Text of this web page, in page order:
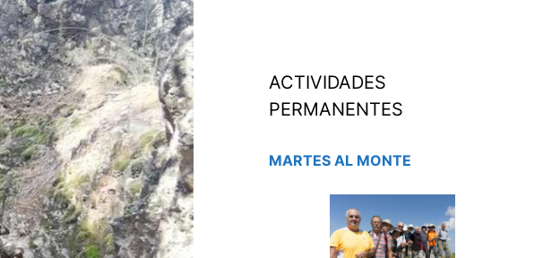
ACTIVIDADES
PERMANENTES
MARTES AL MONTE